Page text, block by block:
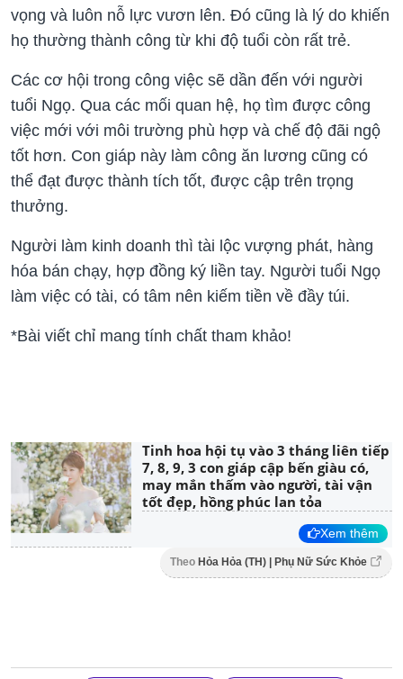
vọng và luôn nỗ lực vươn lên. Đó cũng là lý do khiến
họ thường thành công từ khi độ tuổi còn rất trẻ.
Các cơ hội trong công việc sẽ dần đến với người
tuổi Ngọ. Qua các mối quan hệ, họ tìm được công
việc mới với môi trường phù hợp và chế độ đãi ngộ
tốt hơn. Con giáp này làm công ăn lương cũng có
thể đạt được thành tích tốt, được cập trên trọng
thưởng.
Người làm kinh doanh thì tài lộc vượng phát, hàng
hóa bán chạy, hợp đồng ký liền tay. Người tuổi Ngọ
làm việc có tài, có tâm nên kiếm tiền về đầy túi.
*Bài viết chỉ mang tính chất tham khảo!
Tinh hoa hội tụ vào 3 tháng liên tiếp
7, 8, 9, 3 con giáp cập bến giàu có,
may mắn thấm vào người, tài vận
tốt đẹp, hồng phúc lan tỏa
Xem thêm
Theo Hỏa Hỏa (TH) | Phụ Nữ Sức Khỏe